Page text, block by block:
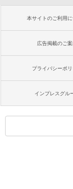
本サイトのご利用
広告掲載のご案
プライバシーポ
インプレスグル